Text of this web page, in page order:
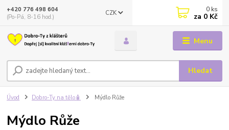
Menu
CZK
Hledat
+420 776 498 604
(Po-Pá, 8-16 hod.)
0 ks
za 0 Kč
Úvod Dobro-Ty na tělo🧴 Mýdlo Růže
Mýdlo Růže